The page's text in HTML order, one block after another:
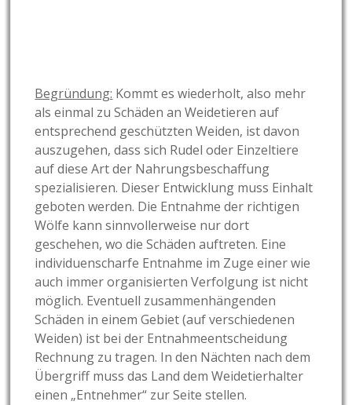
Begründung: Kommt es wiederholt, also mehr
als einmal zu Schäden an Weidetieren auf
entsprechend geschützten Weiden, ist davon
auszugehen, dass sich Rudel oder Einzeltiere
auf diese Art der Nahrungsbeschaffung
spezialisieren. Dieser Entwicklung muss Einhalt
geboten werden. Die Entnahme der richtigen
Wölfe kann sinnvollerweise nur dort
geschehen, wo die Schäden auftreten. Eine
individuenscharfe Entnahme im Zuge einer wie
auch immer organisierten Verfolgung ist nicht
möglich. Eventuell zusammenhängenden
Schäden in einem Gebiet (auf verschiedenen
Weiden) ist bei der Entnahmeentscheidung
Rechnung zu tragen. In den Nächten nach dem
Übergriff muss das Land dem Weidetierhalter
einen „Entnehmer“ zur Seite stellen.